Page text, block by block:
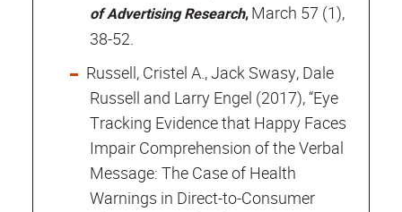
of Advertising Research,March 57 (1),
38-52.
Russell, Cristel A., Jack Swasy, Dale
Russell and Larry Engel (2017), “Eye
Tracking Evidence that Happy Faces
Impair Comprehension of the Verbal
Message: The Case of Health
Warnings in Direct-to-Consumer